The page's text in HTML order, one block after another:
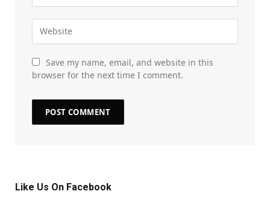
Save my name, email, and website in this
browser for the next time I comment.
Like Us On Facebook